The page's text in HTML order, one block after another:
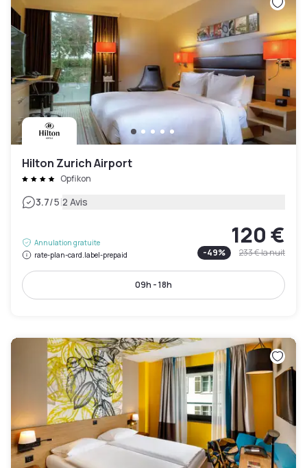
Hilton Zurich Airport
Opfikon
3.7/5|2 Avis
Annulation gratuite
rate-plan-card.label-prepaid
120 €
-49% 233 €la nuit
09h - 18h